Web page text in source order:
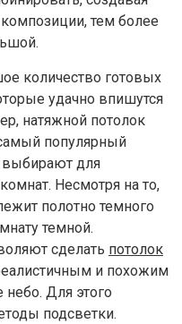
тем более
количество готовых
удачно впишутся
натяжной потолок
популярный
выбирают для
Несмотря на то,
полотно темного
темной.
сделать потолок
и похожим
небо. Для этого
подсветки.